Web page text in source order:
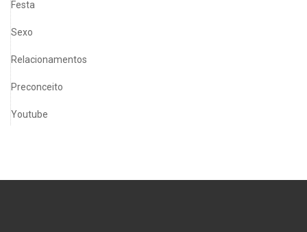
Festa
Sexo
Relacionamentos
Preconceito
Youtube